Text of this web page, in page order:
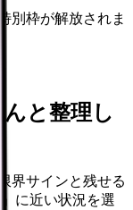
別枠が解放されま
と整理し
界サインと残せる
に近い状況を選